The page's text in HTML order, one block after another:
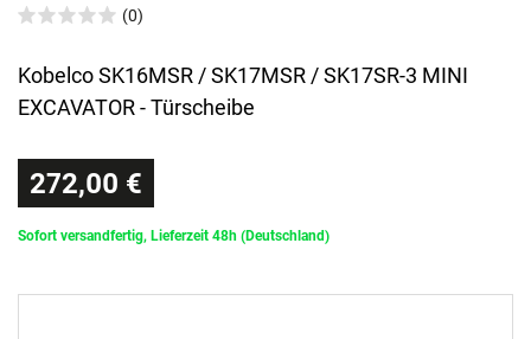
(0)
Kobelco SK16MSR / SK17MSR / SK17SR-3 MINI
EXCAVATOR - Türscheibe
272,00 €
Sofort versandfertig, Lieferzeit 48h (Deutschland)